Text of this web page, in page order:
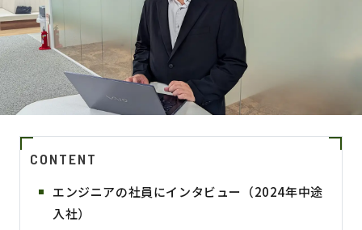
CONTENT
エンジニアの社員にインタビュー（2024年中途
入社）